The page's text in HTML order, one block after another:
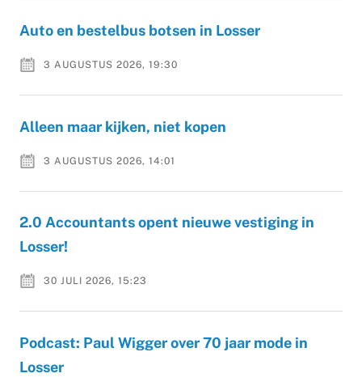
Auto en bestelbus botsen in Losser
3 AUGUSTUS 2026, 19:30
Alleen maar kijken, niet kopen
3 AUGUSTUS 2026, 14:01
2.0 Accountants opent nieuwe vestiging in
Losser!
30 JULI 2026, 15:23
Podcast: Paul Wigger over 70 jaar mode in
Losser